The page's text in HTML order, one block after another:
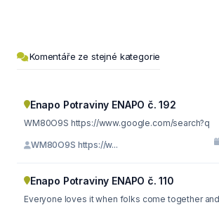
Komentáře ze stejné kategorie
Enapo Potraviny ENAPO č. 192
WM80O9S https://www.google.com/search?q
WM80O9S https://w...
Enapo Potraviny ENAPO č. 110
Everyone loves it when folks come together and share